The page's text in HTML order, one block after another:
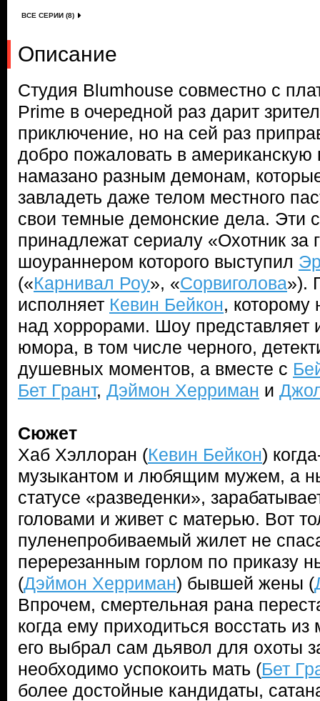
ВСЕ СЕРИИ (8)
Описание
Студия Blumhouse совместно с
Prime в очередной раз дарит
приключение, но на сей раз
добро пожаловать в американскую
намазано разным демонам,
завладеть даже телом местного
свои темные демонские дела. Эти
принадлежат сериалу «Охотник за
шоураннером которого выступил
(«Карнивал Роу», «Сорвиголова»).
исполняет Кевин Бейкон, которому
над хоррорами. Шоу представляет
юмора, в том числе черного,
душевных моментов, а вместе с
Бет Грант, Дэймон Херриман и
Сюжет
Хаб Хэллоран (Кевин Бейкон)
музыкантом и любящим мужем, а
статусе «разведенки»,
головами и живет с матерью. Вот
пуленепробиваемый жилет не
перерезанным горлом по приказу
(Дэймон Херриман) бывшей жены (
Впрочем, смертельная рана
когда ему приходиться восстать
его выбрал сам дьявол для охоты
необходимо успокоить мать (Бет
более достойные кандидаты,